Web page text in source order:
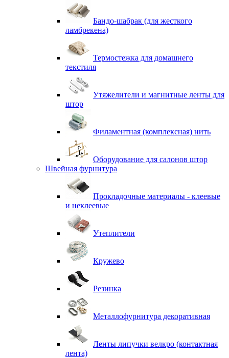
Бандо-шабрак (для жесткого
ламбрекена)
Термостежка для домашнего
текстиля
Утяжелители и магнитные ленты для
штор
Филаментная (комплексная) нить
Оборудование для салонов штор
Швейная фурнитура
Прокладочные материалы - клеевые
и неклеевые
Утеплители
Кружево
Резинка
Металлофурнитура декоративная
Ленты липучки велкро (контактная
лента)